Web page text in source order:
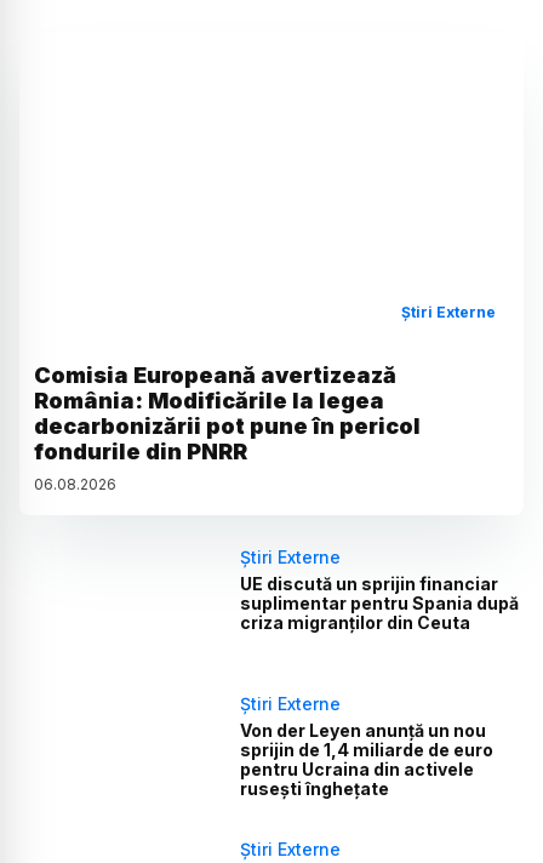
Știri Externe
Comisia Europeană avertizează
România: Modificările la legea
decarbonizării pot pune în pericol
fondurile din PNRR
06.08.2026
Știri Externe
UE discută un sprijin financiar
suplimentar pentru Spania după
criza migranților din Ceuta
Știri Externe
Von der Leyen anunță un nou
sprijin de 1,4 miliarde de euro
pentru Ucraina din activele
rusești înghețate
Știri Externe